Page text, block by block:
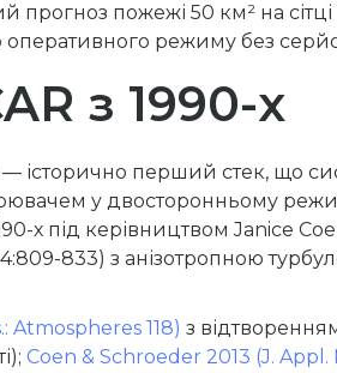
пожежі 50 км² на
режиму без
з 1990-х
перший стек, що
у двосторонньому
х під керівництвом Janice
833) з анізотропною
Atmospheres 118) з
Coen & Schroeder 2013 (J.